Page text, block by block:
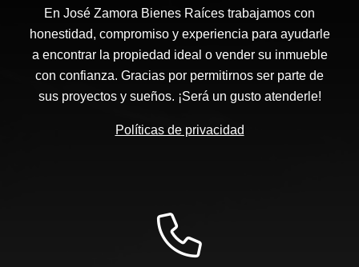
En José Zamora Bienes Raíces trabajamos con
honestidad, compromiso y experiencia para ayudarle
a encontrar la propiedad ideal o vender su inmueble
con confianza. Gracias por permitirnos ser parte de
sus proyectos y sueños. ¡Será un gusto atenderle!
Políticas de privacidad